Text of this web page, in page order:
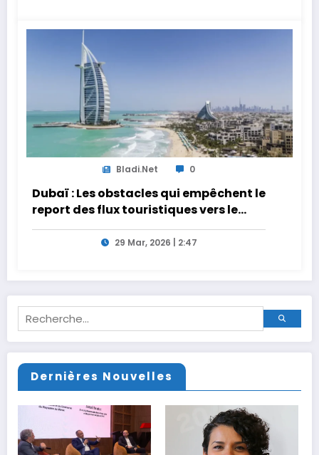
Bladi.net 0
Dubaï : Les obstacles qui empêchent le
report des flux touristiques vers le
Maroc
29 Mar, 2026 | 2:47
Dernières Nouvelles